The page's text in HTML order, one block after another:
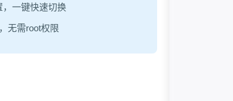
，一键快速切换
无需root权限